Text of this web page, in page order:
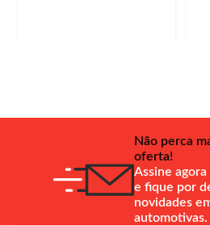
Não perca
oferta!
Assine
e fique por
novidades
automotivas.